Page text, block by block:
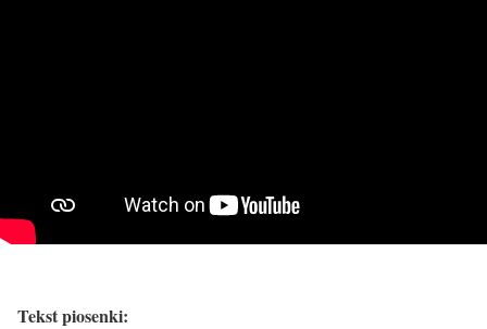
Tekst piosenki: